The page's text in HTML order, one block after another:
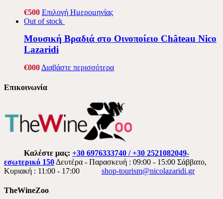
€500 Επιλογή Ημερομηνίας
Out of stock
Μουσική Βραδιά στο Οινοποίειο Château Nico
Lazaridi
€000Διαβάστε περισσότερα
Επικοινωνία
Καλέστε μας: +30 6976333740 / +30 2521082049-
εσωτερικό 150 Δευτέρα - Παρασκευή : 09:00 - 15:00 Σάββατο,
Κυριακή : 11:00 - 17:00
shop-tourism@nicolazaridi.gr
TheWineZoo